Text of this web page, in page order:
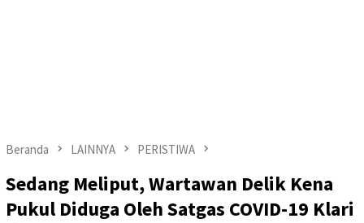
Beranda LAINNYA PERISTIWA
Sedang Meliput, Wartawan Delik Kena
Pukul Diduga Oleh Satgas COVID-19 Klari